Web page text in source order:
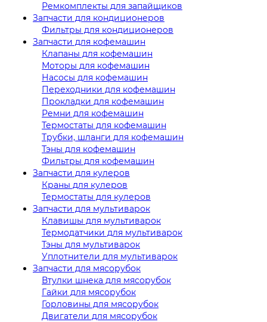
Ремкомплекты для запайщиков
Запчасти для кондиционеров
Фильтры для кондиционеров
Запчасти для кофемашин
Клапаны для кофемашин
Моторы для кофемашин
Насосы для кофемашин
Переходники для кофемашин
Прокладки для кофемашин
Ремни для кофемашин
Термостаты для кофемашин
Трубки, шланги для кофемашин
Тэны для кофемашин
Фильтры для кофемашин
Запчасти для кулеров
Краны для кулеров
Термостаты для кулеров
Запчасти для мультиварок
Клавишы для мультиварок
Термодатчики для мультиварок
Тэны для мультиварок
Уплотнители для мультиварок
Запчасти для мясорубок
Втулки шнека для мясорубок
Гайки для мясорубок
Горловины для мясорубок
Двигатели для мясорубок